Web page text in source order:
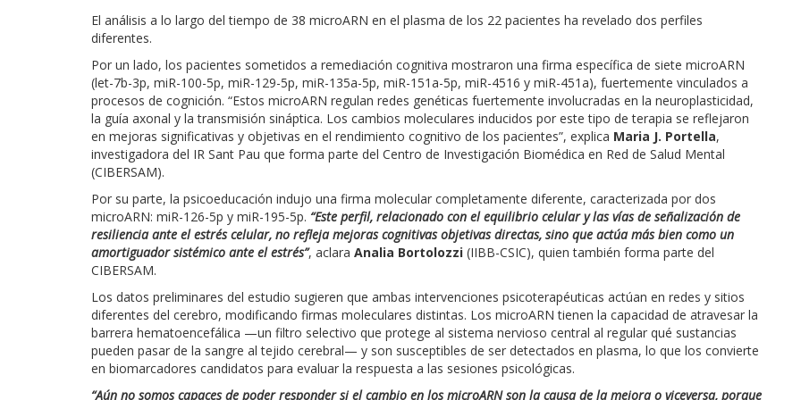
El análisis a lo largo del tiempo de 38 microARN en el plasma de los 22 pacientes ha revelado dos perfiles
diferentes.
Por un lado, los pacientes sometidos a remediación cognitiva mostraron una firma específica de siete microARN
(let-7b-3p, miR-100-5p, miR-129-5p, miR-135a-5p, miR-151a-5p, miR-4516 y miR-451a), fuertemente vinculados a
procesos de cognición. “Estos microARN regulan redes genéticas fuertemente involucradas en la neuroplasticidad,
la guía axonal y la transmisión sináptica. Los cambios moleculares inducidos por este tipo de terapia se reflejaron
en mejoras significativas y objetivas en el rendimiento cognitivo de los pacientes”, explica Maria J. Portella,
investigadora del IR Sant Pau que forma parte del Centro de Investigación Biomédica en Red de Salud Mental
(CIBERSAM).
Por su parte, la psicoeducación indujo una firma molecular completamente diferente, caracterizada por dos
microARN: miR-126-5p y miR-195-5p. “Este perfil, relacionado con el equilibrio celular y las vías de señalización de
resiliencia ante el estrés celular, no refleja mejoras cognitivas objetivas directas, sino que actúa más bien como un
amortiguador sistémico ante el estrés”, aclara Analia Bortolozzi (IIBB-CSIC), quien también forma parte del
CIBERSAM.
Los datos preliminares del estudio sugieren que ambas intervenciones psicoterapéuticas actúan en redes y sitios
diferentes del cerebro, modificando firmas moleculares distintas. Los microARN tienen la capacidad de atravesar la
barrera hematoencefálica —un filtro selectivo que protege al sistema nervioso central al regular qué sustancias
pueden pasar de la sangre al tejido cerebral— y son susceptibles de ser detectados en plasma, lo que los convierte
en biomarcadores candidatos para evaluar la respuesta a las sesiones psicológicas.
“Aún no somos capaces de poder responder si el cambio en los microARN son la causa de la mejora o viceversa, porque